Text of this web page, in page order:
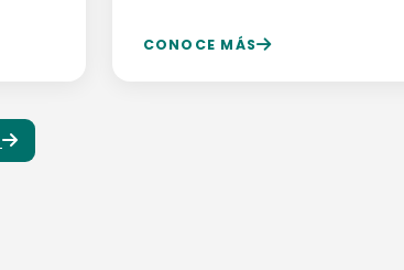
CONOCE MÁS